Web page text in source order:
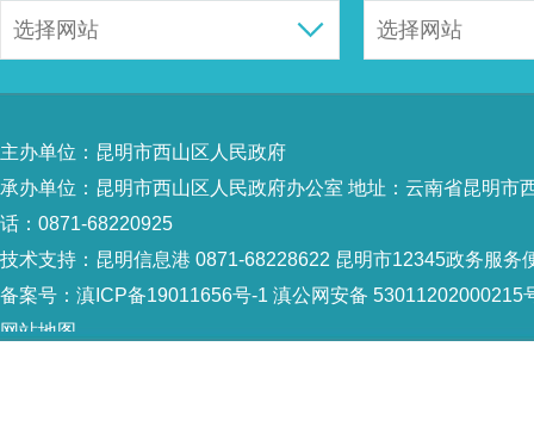
主办单位：昆明市西山区人民政府
承办单位：昆明市西山区人民政府办公室 地址：云南省昆明市
话：0871-68220925
技术支持： 昆明信息港 0871-68228622 昆明市12345政务服务
备案号： 滇ICP备19011656号-1 滇公网安备 53011202000215
网站地图